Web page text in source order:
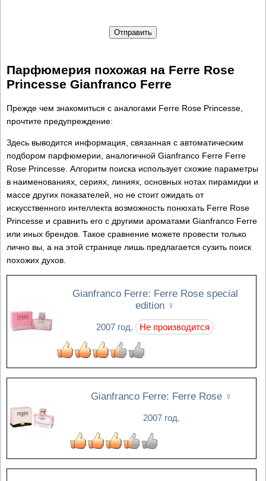
Отправить
Парфюмерия похожая на Ferre Rose
Princesse Gianfranco Ferre
Прежде чем знакомиться с аналогами Ferre Rose Princesse,
прочтите предупреждение:
Здесь выводится информация, связанная с автоматическим
подбором парфюмерии, аналогичной Gianfranco Ferre Ferre
Rose Princesse. Алгоритм поиска использует схожие параметры
в наименованиях, сериях, линиях, основных нотах пирамидки и
массе других показателей, но не стоит ожидать от
искусственного интеллекта возможность понюхать Ferre Rose
Princesse и сравнить его с другими ароматами Gianfranco Ferre
или иных брендов. Такое сравнение можете провести только
лично вы, а на этой странице лишь предлагается сузить поиск
похожих духов.
Gianfranco Ferre: Ferre Rose special
edition ♀
2007 год. Не производится
Gianfranco Ferre: Ferre Rose ♀
2007 год.